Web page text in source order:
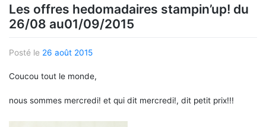
Les offres hedomadaires stampin’up! du
26/08 au01/09/2015
Posté le 26 août 2015
Coucou tout le monde,
nous sommes mercredi! et qui dit mercredi!, dit petit prix!!!